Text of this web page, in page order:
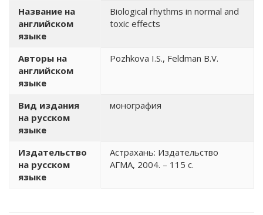
Название на
английском
языке
Biological rhythms in normal and
toxic effects
Авторы на
английском
языке
Pozhkova I.S., Feldman B.V.
Вид издания
на русском
языке
монография
Издательство
на русском
языке
Астрахань: Издательство
АГМА, 2004. – 115 с.